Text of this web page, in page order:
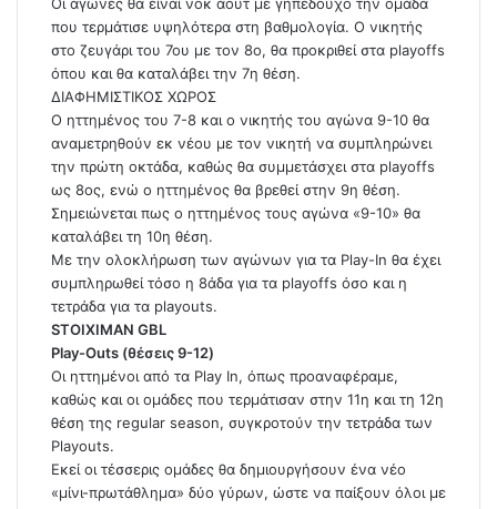
που τερμάτισε υψηλότερα στη βαθμολογία. Ο νικητής
στο ζευγάρι του 7ου με τον 8ο, θα προκριθεί στα playoffs
όπου και θα καταλάβει την 7η θέση.
ΔΙΑΦΗΜΙΣΤΙΚΟΣ ΧΩΡΟΣ
Ο ηττημένος του 7-8 και ο νικητής του αγώνα 9-10 θα
αναμετρηθούν εκ νέου με τον νικητή να συμπληρώνει
την πρώτη οκτάδα, καθώς θα συμμετάσχει στα playoffs
ως 8ος, ενώ ο ηττημένος θα βρεθεί στην 9η θέση.
Σημειώνεται πως ο ηττημένος τους αγώνα «9-10» θα
καταλάβει τη 10η θέση.
Με την ολοκλήρωση των αγώνων για τα Play-In θα έχει
συμπληρωθεί τόσο η 8άδα για τα playoffs όσο και η
τετράδα για τα playouts.
STOIXIMAN GBL
Play-Outs (θέσεις 9-12)
Οι ηττημένοι από τα Play In, όπως προαναφέραμε,
καθώς και οι ομάδες που τερμάτισαν στην 11η και τη 12η
θέση της regular season, συγκροτούν την τετράδα των
Playouts.
Εκεί οι τέσσερις ομάδες θα δημιουργήσουν ένα νέο
«μίνι-πρωτάθλημα» δύο γύρων, ώστε να παίξουν όλοι με